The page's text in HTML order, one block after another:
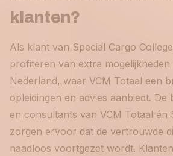
klanten?
Als klant van Special Cargo
profiteren van extra mogelijkheden
Nederland, waar VCM Totaal een
opleidingen en advies aanbiedt. De
en consultants van VCM Totaal én
zorgen ervoor dat de vertrouwde
naadloos voortgezet wordt.